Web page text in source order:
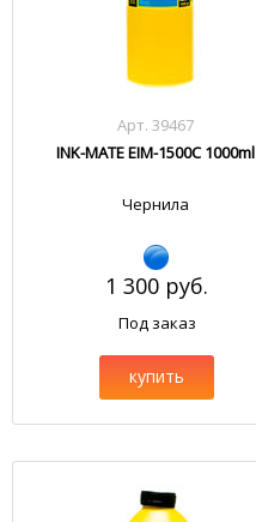
Арт. 39467
INK-MATE EIM-1500C 1000ml
Чернила
1 300 руб.
Под заказ
купить